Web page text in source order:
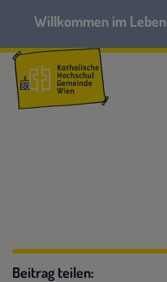
Beitrag teilen: